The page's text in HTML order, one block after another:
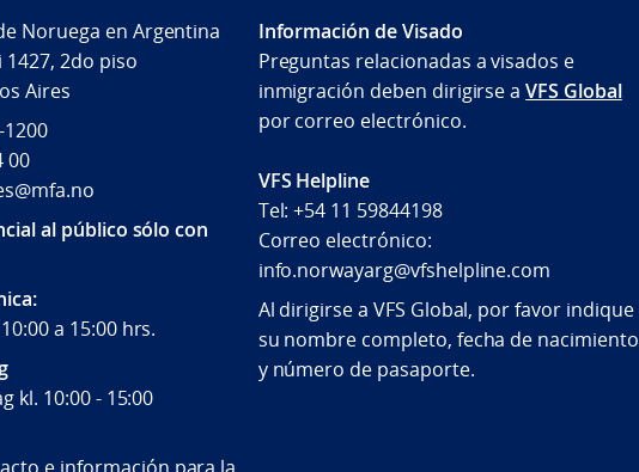
Noruega en Argentina
1427, 2do piso
Aires
1200
00
al público sólo con
a 15:00 hrs.
kl. 10:00 - 15:00
Información de Visado
Preguntas relacionadas a visados e
inmigración deben dirigirse aVFS Global
por correo electrónico.
VFS Helpline
Tel: +54 11 59844198
Correo electrónico:
info.norwayarg@vfshelpline.com
Al dirigirse a VFS Global, por favor indique
su nombre completo, fecha de nacimiento
y número de pasaporte.